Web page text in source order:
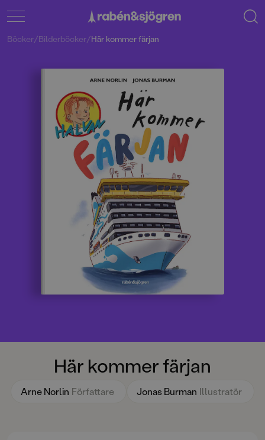
Här kommer färjan
Arne Norlin Författare Jonas Burman Illustratör
Böcker/Bilderböcker/Här kommer färjan